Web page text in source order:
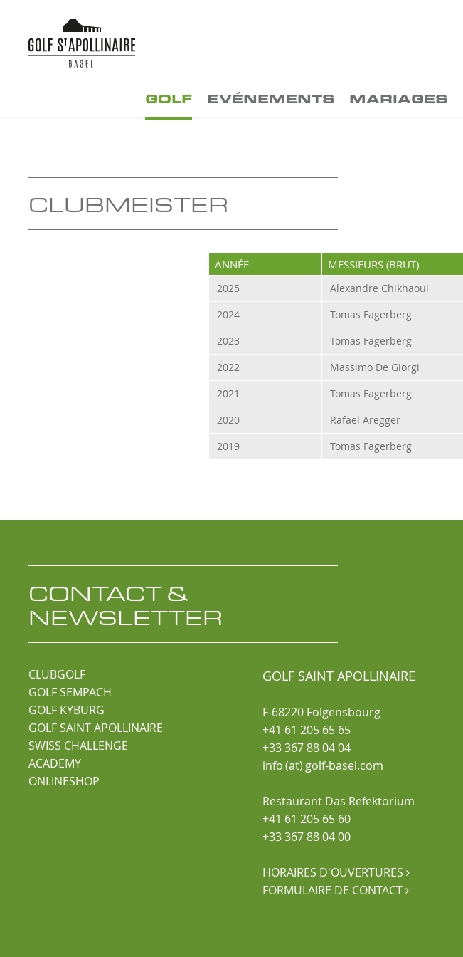
GOLF EVÉNEMENTS MARIAGES
CLUBMEISTER
ANNÉE MESSIEURS (BRUT)
2025 Alexandre Chikhaoui
2024
Tomas Fagerberg
2023
Tomas Fagerberg
2022
Massimo De Giorgi
2021
Tomas Fagerberg
2020
Rafael Aregger
2019
Tomas Fagerberg
CONTACT &
NEWSLETTER
CLUBGOLF
GOLF SEMPACH
GOLF KYBURG
GOLF SAINT APOLLINAIRE
SWISS CHALLENGE
ACADEMY
ONLINESHOP
GOLF SAINT APOLLINAIRE
F-68220 Folgensbourg
+41 61 205 65 65
+33 367 88 04 04
info (at) golf-basel.com
Restaurant Das Refektorium
+41 61 205 65 60
+33 367 88 04 00
HORAIRES D'OUVERTURES 
FORMULAIRE DE CONTACT 